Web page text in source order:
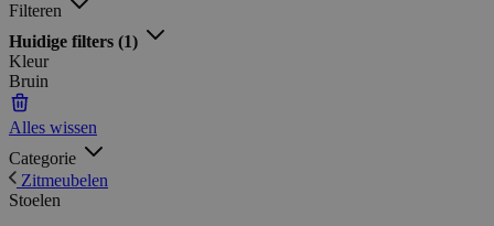
Filteren
Huidige filters (1)
Kleur
Bruin
Alles wissen
Categorie
Zitmeubelen
Stoelen